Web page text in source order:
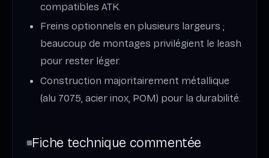
compatibles ATK.
Freins optionnels en plusieurs largeurs ;
beaucoup de montages privilégient le leash
pour rester léger.
Construction majoritairement métallique
(alu 7075, acier inox, POM) pour la durabilité.
Fiche technique commentée